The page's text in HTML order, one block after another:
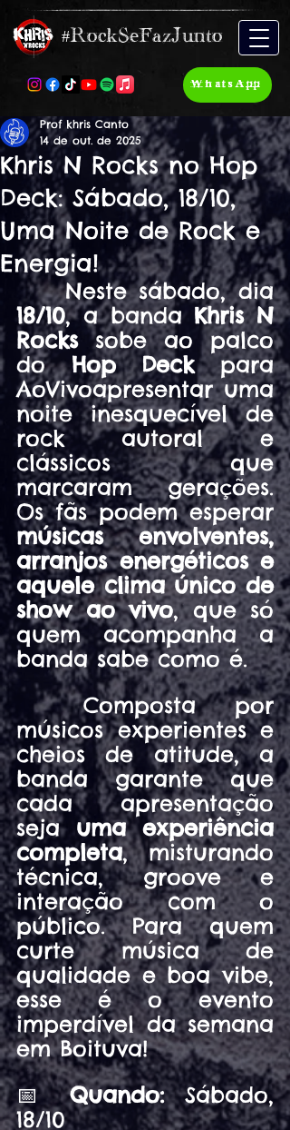
#RockSeFazJunto
WhatsApp
Khris N Rocks no Hop
Deck: Sábado, 18/10,
Uma Noite de Rock e
Energia!
Prof khris Canto
14 de out. de 2025
Neste sábado, dia
18/10, a banda Khris N
Rocks sobe ao palco
do Hop Deck para
AoVivoapresentar uma
noite inesquecível de
rock autoral e
clássicos que
marcaram gerações.
Os fãs podem esperar
músicas envolventes,
arranjos energéticos e
aquele clima único de
show ao vivo, que só
quem acompanha a
banda sabe como é.
	Composta por
músicos experientes e
cheios de atitude, a
banda garante que
cada apresentação
seja uma experiência
completa, misturando
técnica, groove e
interação com o
público. Para quem
curte música de
qualidade e boa vibe,
esse é o evento
imperdível da semana
em Boituva!
📅 Quando: Sábado,
18/10